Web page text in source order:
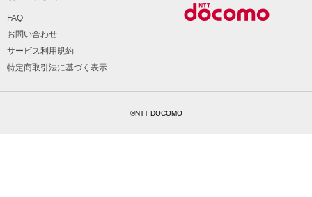
FAQ
お問い合わせ
サービス利用規約
特定商取引法に基づく表示
©NTT DOCOMO